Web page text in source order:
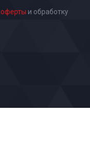
оферты и обработку